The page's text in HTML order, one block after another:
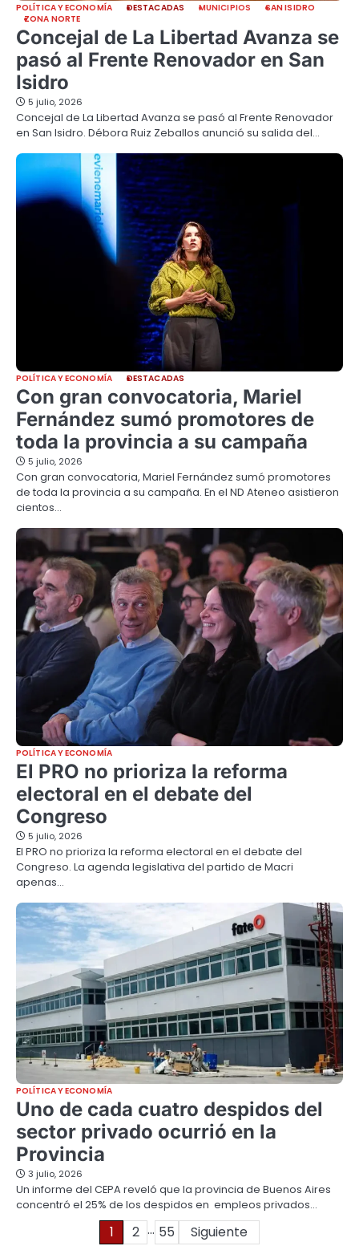
POLÍTICA Y ECONOMÍA DESTACADAS MUNICIPIOS
SAN ISIDRO
ZONA NORTE
Concejal de La Libertad Avanza se
pasó al Frente Renovador en San
Isidro
5 julio, 2026
Concejal de La Libertad Avanza se pasó al Frente Renovador
en San Isidro. Débora Ruiz Zeballos anunció su salida del…
POLÍTICA Y ECONOMÍA DESTACADAS
Con gran convocatoria, Mariel
Fernández sumó promotores de
toda la provincia a su campaña
5 julio, 2026
Con gran convocatoria, Mariel Fernández sumó promotores
de toda la provincia a su campaña. En el ND Ateneo asistieron
cientos…
POLÍTICA Y ECONOMÍA
El PRO no prioriza la reforma
electoral en el debate del
Congreso
5 julio, 2026
El PRO no prioriza la reforma electoral en el debate del
Congreso. La agenda legislativa del partido de Macri
apenas…
POLÍTICA Y ECONOMÍA
Uno de cada cuatro despidos del
sector privado ocurrió en la
Provincia
3 julio, 2026
Un informe del CEPA reveló que la provincia de Buenos Aires
concentró el 25% de los despidos en empleos privados…
Paginación1 2 … 55 Siguiente